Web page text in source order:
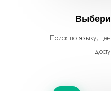
Поиск по языку,